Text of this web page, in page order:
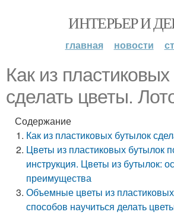
ИНТЕРЬЕР И
главная новости
Как из
сделать цветы.
Содержание
Как из пластиковых бутылок
Цветы из пластиковых бутылок
инструкция. Цветы из бутылок:
преимущества
Объемные цветы из
способов научиться делать